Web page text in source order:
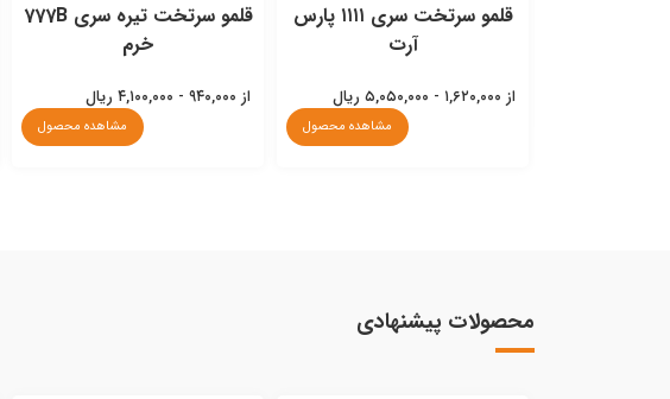
قلمو سرتخت سری ۱۱۱۱ پارس
آرت
از ۱,۶۲۰,۰۰۰ - ۵,۰۵۰,۰۰۰ ریال
مشاهده محصول
قلمو سرتخت تیره سری 777B
خرم
از ۹۴۰,۰۰۰ - ۴,۱۰۰,۰۰۰ ریال
مشاهده محصول
محصولات پیشنهادی